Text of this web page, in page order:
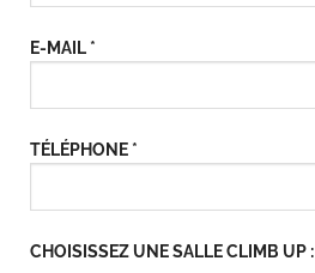
E-MAIL *
TÉLÉPHONE *
CHOISISSEZ UNE SALLE CLIMB UP :